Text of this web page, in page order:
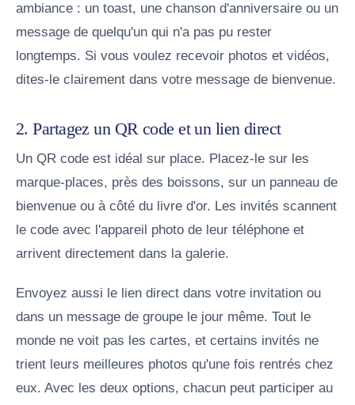
ambiance : un toast, une chanson d'anniversaire ou un
message de quelqu'un qui n'a pas pu rester
longtemps. Si vous voulez recevoir photos et vidéos,
dites-le clairement dans votre message de bienvenue.
2. Partagez un QR code et un lien direct
Un QR code est idéal sur place. Placez-le sur les
marque-places, près des boissons, sur un panneau de
bienvenue ou à côté du livre d'or. Les invités scannent
le code avec l'appareil photo de leur téléphone et
arrivent directement dans la galerie.
Envoyez aussi le lien direct dans votre invitation ou
dans un message de groupe le jour même. Tout le
monde ne voit pas les cartes, et certains invités ne
trient leurs meilleures photos qu'une fois rentrés chez
eux. Avec les deux options, chacun peut participer au